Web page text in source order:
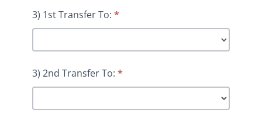
3) 1st Transfer To: *
3) 2nd Transfer To: *